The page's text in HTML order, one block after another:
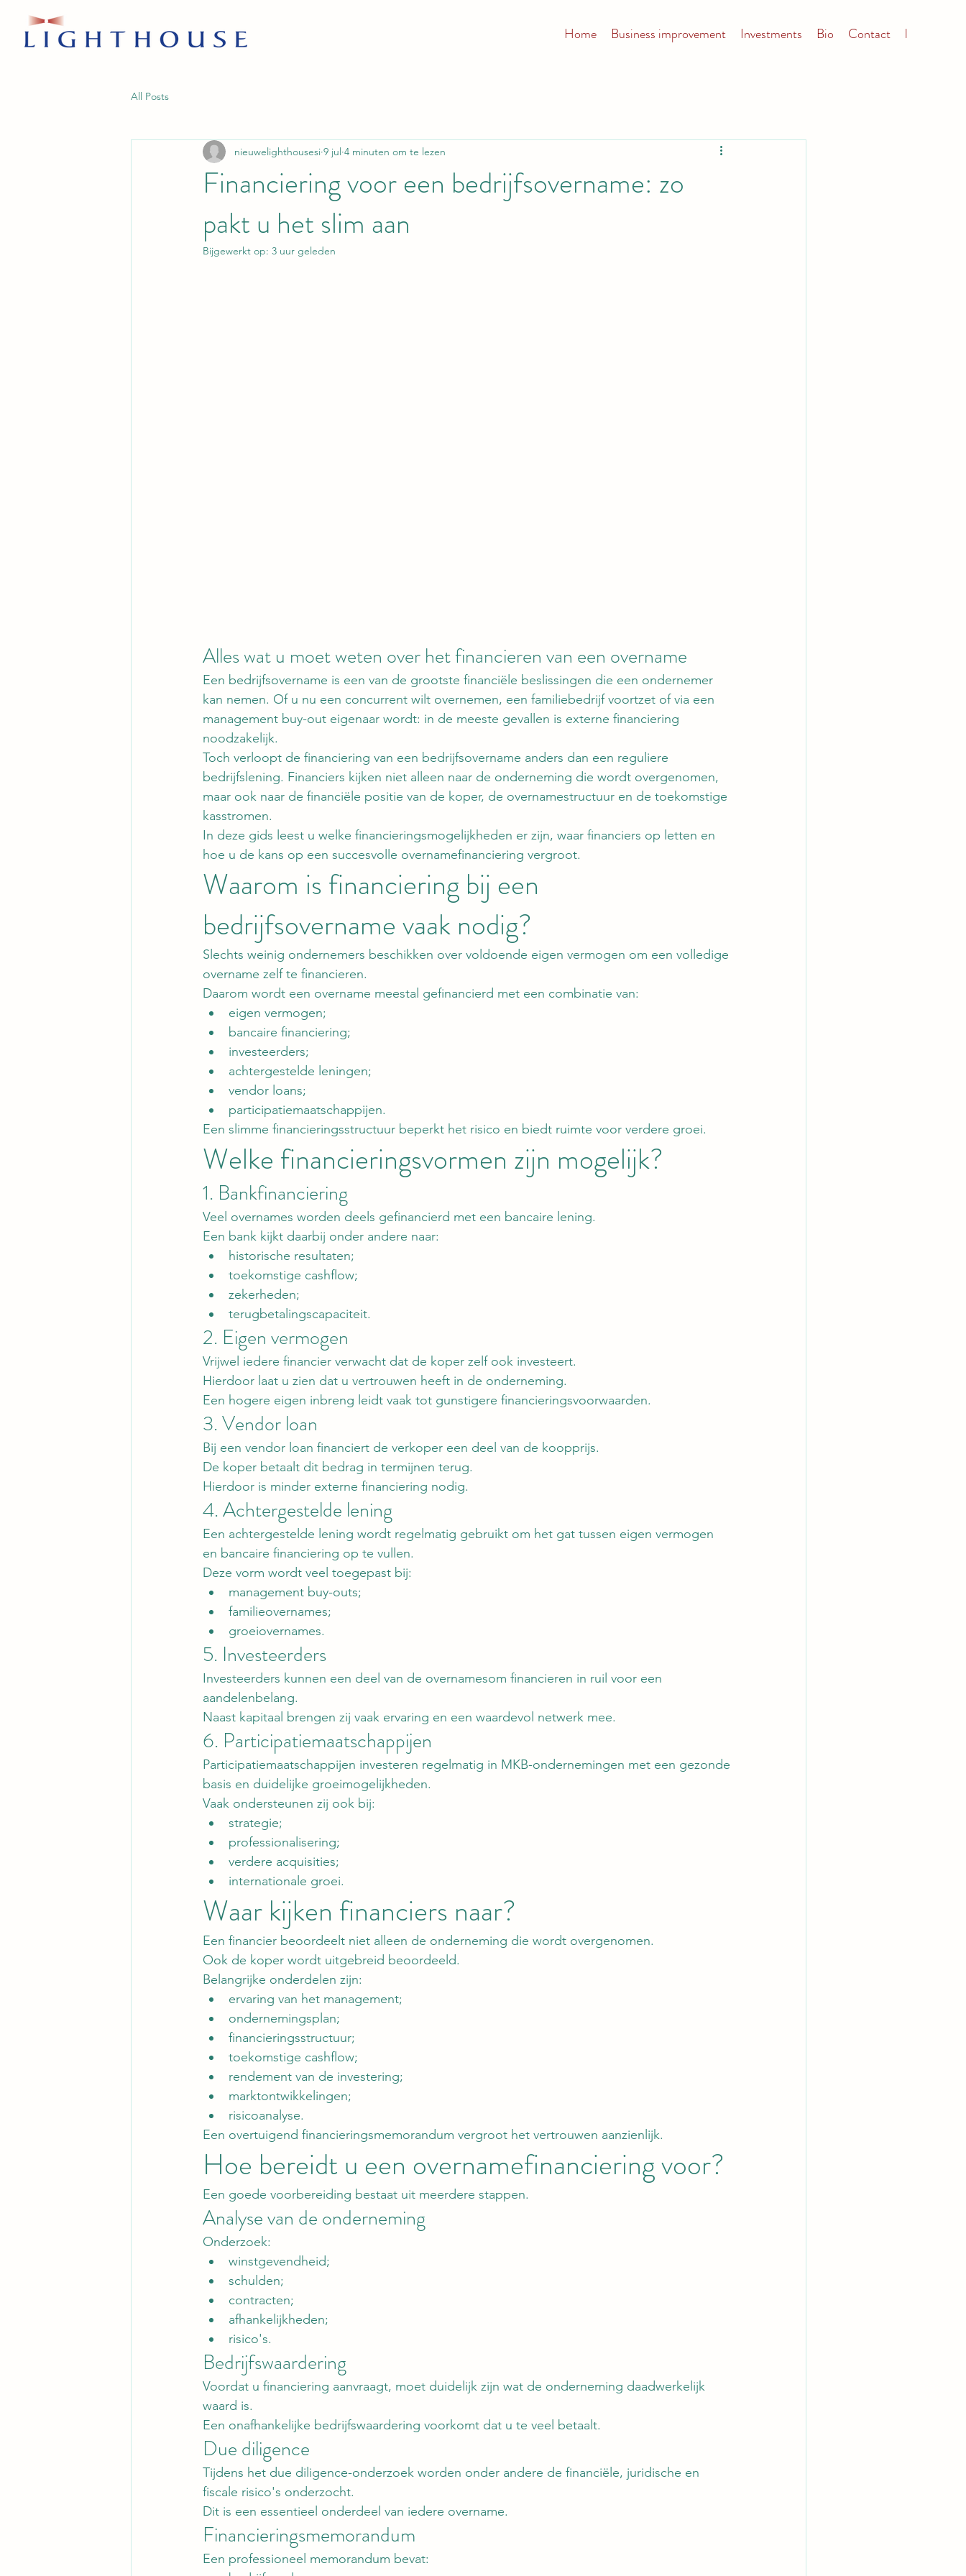
Home Business improvement Investments Bio Contact l
All Posts
Financiering voor een bedrijfsovername: zo
pakt u het slim aan
nieuwelighthousesi 9 jul 4 minuten om te lezen
Bijgewerkt op: 3 uur geleden
Alles wat u moet weten over het financieren van een overname
Een bedrijfsovername is een van de grootste financiële beslissingen die een ondernemer
kan nemen. Of u nu een concurrent wilt overnemen, een familiebedrijf voortzet of via een
management buy-out eigenaar wordt: in de meeste gevallen is externe financiering
noodzakelijk.
Toch verloopt de financiering van een bedrijfsovername anders dan een reguliere
bedrijfslening. Financiers kijken niet alleen naar de onderneming die wordt overgenomen,
maar ook naar de financiële positie van de koper, de overnamestructuur en de toekomstige
kasstromen.
In deze gids leest u welke financieringsmogelijkheden er zijn, waar financiers op letten en
hoe u de kans op een succesvolle overnamefinanciering vergroot.
Waarom is financiering bij een
bedrijfsovername vaak nodig?
Slechts weinig ondernemers beschikken over voldoende eigen vermogen om een volledige
overname zelf te financieren.
Daarom wordt een overname meestal gefinancierd met een combinatie van:
eigen vermogen;
bancaire financiering;
investeerders;
achtergestelde leningen;
vendor loans;
participatiemaatschappijen.
Een slimme financieringsstructuur beperkt het risico en biedt ruimte voor verdere groei.
Welke financieringsvormen zijn mogelijk?
1. Bankfinanciering
Veel overnames worden deels gefinancierd met een bancaire lening.
Een bank kijkt daarbij onder andere naar:
historische resultaten;
toekomstige cashflow;
zekerheden;
terugbetalingscapaciteit.
2. Eigen vermogen
Vrijwel iedere financier verwacht dat de koper zelf ook investeert.
Hierdoor laat u zien dat u vertrouwen heeft in de onderneming.
Een hogere eigen inbreng leidt vaak tot gunstigere financieringsvoorwaarden.
3. Vendor loan
Bij een vendor loan financiert de verkoper een deel van de koopprijs.
De koper betaalt dit bedrag in termijnen terug.
Hierdoor is minder externe financiering nodig.
4. Achtergestelde lening
Een achtergestelde lening wordt regelmatig gebruikt om het gat tussen eigen vermogen
en bancaire financiering op te vullen.
Deze vorm wordt veel toegepast bij:
management buy-outs;
familieovernames;
groeiovernames.
5. Investeerders
Investeerders kunnen een deel van de overnamesom financieren in ruil voor een
aandelenbelang.
Naast kapitaal brengen zij vaak ervaring en een waardevol netwerk mee.
6. Participatiemaatschappijen
Participatiemaatschappijen investeren regelmatig in MKB-ondernemingen met een gezonde
basis en duidelijke groeimogelijkheden.
Vaak ondersteunen zij ook bij:
strategie;
professionalisering;
verdere acquisities;
internationale groei.
Waar kijken financiers naar?
Een financier beoordeelt niet alleen de onderneming die wordt overgenomen.
Ook de koper wordt uitgebreid beoordeeld.
Belangrijke onderdelen zijn:
ervaring van het management;
ondernemingsplan;
financieringsstructuur;
toekomstige cashflow;
rendement van de investering;
marktontwikkelingen;
risicoanalyse.
Een overtuigend financieringsmemorandum vergroot het vertrouwen aanzienlijk.
Hoe bereidt u een overnamefinanciering voor?
Een goede voorbereiding bestaat uit meerdere stappen.
Analyse van de onderneming
Onderzoek:
winstgevendheid;
schulden;
contracten;
afhankelijkheden;
risico's.
Bedrijfswaardering
Voordat u financiering aanvraagt, moet duidelijk zijn wat de onderneming daadwerkelijk
waard is.
Een onafhankelijke bedrijfswaardering voorkomt dat u te veel betaalt.
Due diligence
Tijdens het due diligence-onderzoek worden onder andere de financiële, juridische en
fiscale risico's onderzocht.
Dit is een essentieel onderdeel van iedere overname.
Financieringsmemorandum
Een professioneel memorandum bevat: